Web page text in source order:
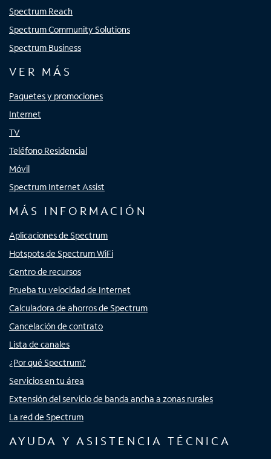
Spectrum Reach
Spectrum Community Solutions
Spectrum Business
VER MÁS
Paquetes y promociones
Internet
TV
Teléfono Residencial
Móvil
Spectrum Internet Assist
MÁS INFORMACIÓN
Aplicaciones de Spectrum
Hotspots de Spectrum WiFi
Centro de recursos
Prueba tu velocidad de Internet
Calculadora de ahorros de Spectrum
Cancelación de contrato
Lista de canales
¿Por qué Spectrum?
Servicios en tu área
Extensión del servicio de banda ancha a zonas rurales
La red de Spectrum
AYUDA Y ASISTENCIA TÉCNICA